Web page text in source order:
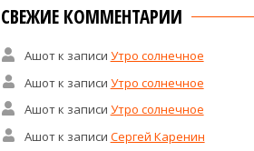
СВЕЖИЕ КОММЕНТАРИИ
Ашотк записи Утро солнечное
Ашотк записи Утро солнечное
Ашотк записи Утро солнечное
Ашотк записи Сергей Каренин